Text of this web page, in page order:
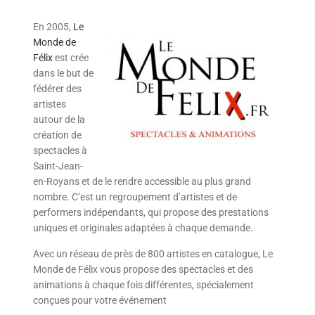
En 2005, Le
Monde de
Félixest crée
dans le but de
fédérer des
artistes
autour de la
création de
spectacles à
Saint-Jean-
en-Royans et de le rendre accessible au plus grand
nombre. C’est un regroupement d’artistes et de
performers indépendants, qui propose des prestations
uniques et originales adaptées à chaque demande.
Avec un réseau de près de 800 artistes en catalogue, Le
Monde de Félix vous propose des spectacles et des
animations à chaque fois différentes, spécialement
conçues pour votre événement